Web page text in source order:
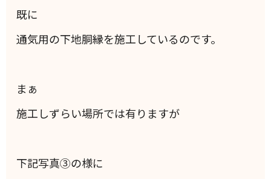
既に
通気用の下地胴縁を施工しているのです。
まぁ
施工しずらい場所では有りますが
下記写真③の様に